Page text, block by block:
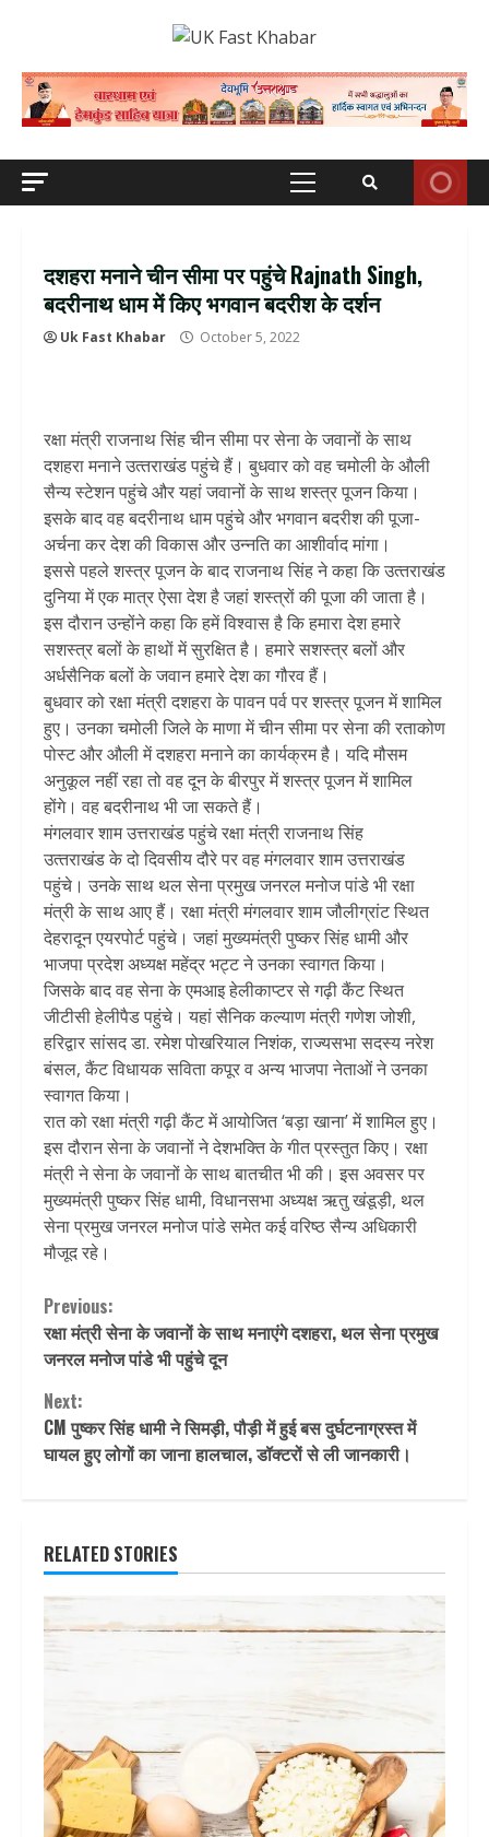
Primary
दशहरा मनाने चीन सीमा पर पहुंचे Rajnath Singh,
बदरीनाथ धाम में किए भगवान बदरीश के दर्शन
Uk Fast Khabar October 5, 2022
रक्षा मंत्री राजनाथ सिंह चीन सीमा पर सेना के जवानों के साथ
दशहरा मनाने उत्‍तराखंड पहुंचे हैं। बुधवार को वह चमोली के औली
सैन्‍य स्‍टेशन पहुंचे और यहां जवानों के साथ शस्‍त्र पूजन किया।
इसके बाद वह बदरीनाथ धाम पहुंचे और भगवान बदरीश की पूजा-
अर्चना कर देश की विकास और उन्‍नति का आशीर्वाद मांगा।
इससे पहले शस्‍त्र पूजन के बाद राजनाथ सिंह ने कहा कि उत्‍तराखंड
दुनिया में एक मात्र ऐसा देश है जहां शस्‍त्रों की पूजा की जाता है।
इस दौरान उन्‍होंने कहा कि हमें विश्वास है कि हमारा देश हमारे
सशस्त्र बलों के हाथों में सुरक्षित है। हमारे सशस्त्र बलों और
अर्धसैनिक बलों के जवान हमारे देश का गौरव हैं।
बुधवार को रक्षा मंत्री दशहरा के पावन पर्व पर शस्त्र पूजन में शामिल
हुए। उनका चमोली जिले के माणा में चीन सीमा पर सेना की रताकोण
पोस्ट और औली में दशहरा मनाने का कार्यक्रम है। यदि मौसम
अनुकूल नहीं रहा तो वह दून के बीरपुर में शस्त्र पूजन में शामिल
होंगे। वह बदरीनाथ भी जा सकते हैं।
मंगलवार शाम उत्तराखंड पहुंचे रक्षा मंत्री राजनाथ सिंह
उत्‍तराखंड के दो दिवसीय दौरे पर वह मंगलवार शाम उत्तराखंड
पहुंचे। उनके साथ थल सेना प्रमुख जनरल मनोज पांडे भी रक्षा
मंत्री के साथ आए हैं। रक्षा मंत्री मंगलवार शाम जौलीग्रांट स्थित
देहरादून एयरपोर्ट पहुंचे। जहां मुख्यमंत्री पुष्कर सिंह धामी और
भाजपा प्रदेश अध्यक्ष महेंद्र भट्ट ने उनका स्वागत किया।
जिसके बाद वह सेना के एमआइ हेलीकाप्टर से गढ़ी कैंट स्थित
जीटीसी हेलीपैड पहुंचे। यहां सैनिक कल्याण मंत्री गणेश जोशी,
हरिद्वार सांसद डा. रमेश पोखरियाल निशंक, राज्यसभा सदस्य नरेश
बंसल, कैंट विधायक सविता कपूर व अन्य भाजपा नेताओं ने उनका
स्वागत किया।
रात को रक्षा मंत्री गढ़ी कैंट में आयोजित ‘बड़ा खाना’ में शामिल हुए।
इस दौरान सेना के जवानों ने देशभक्ति के गीत प्रस्तुत किए। रक्षा
मंत्री ने सेना के जवानों के साथ बातचीत भी की। इस अवसर पर
मुख्यमंत्री पुष्कर सिंह धामी, विधानसभा अध्यक्ष ऋतु खंडूड़ी, थल
सेना प्रमुख जनरल मनोज पांडे समेत कई वरिष्ठ सैन्य अधिकारी
मौजूद रहे।
Continue
Reading
Previous:
रक्षा मंत्री सेना के जवानों के साथ मनाएंगे दशहरा, थल सेना प्रमुख
जनरल मनोज पांडे भी पहुंचे दून
Next:
CM पुष्कर सिंह धामी ने सिमड़ी, पौड़ी में हुई बस दुर्घटनाग्रस्त में
घायल हुए लोगों का जाना हालचाल, डॉक्टरों से ली जानकारी।
RELATED STORIES